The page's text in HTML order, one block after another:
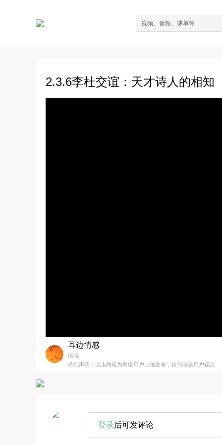
2.3.6李杜交谊：天才诗人的相知
耳边情感
情感
特别声明：以上内容为网络用户上传发布，仅代表该用户观点
登录后可发评论